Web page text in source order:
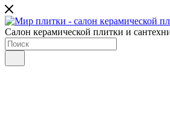
Салон керамической плитки и